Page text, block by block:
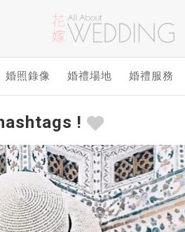
婚照錄像 婚禮場地 婚禮服務
!